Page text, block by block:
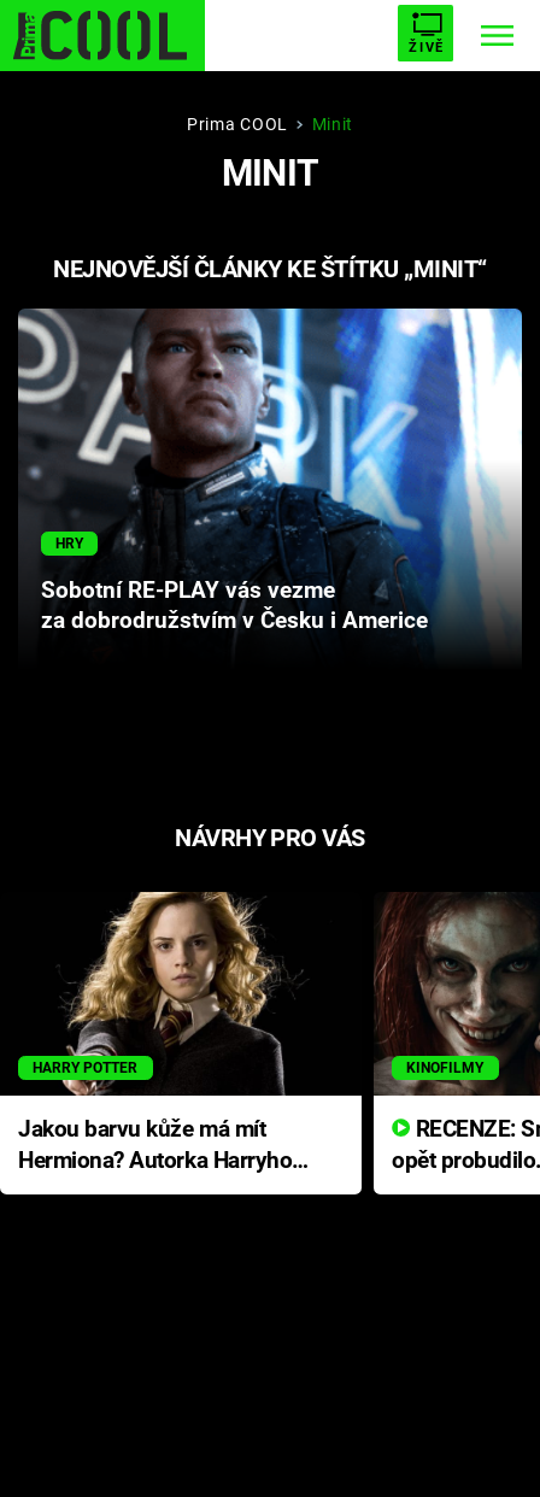
ŽIVĚ
BUFFY, PŘEMOŽITELKA UPÍRŮ
AVENGERS 5
Témata
Filmy
Seriály
Hry
Cool Esport
Pořady
Prima COOL Minit
MINIT
NEJNOVĚJŠÍ ČLÁNKY KE ŠTÍTKU „MINIT“
HRY
Sobotní RE-PLAY vás vezme
za dobrodružstvím v Česku i Americe
NÁVRHY PRO VÁS
HARRY POTTER
Jakou barvu kůže má mít
Hermiona? Autorka Harryho
Pottera přišla s ráznou
KINOFILMY
opět
přichází s